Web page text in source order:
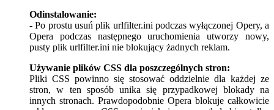
Odinstalowanie:
- Po prostu usuń plik urlfilter.ini podczas wyłączonej Opery, a
Opera podczas następnego uruchomienia utworzy nowy,
pusty plik urlfilter.ini nie blokujący żadnych reklam.
Używanie plików CSS dla poszczególnych stron:
Pliki CSS powinno się stosować oddzielnie dla każdej ze
stron, w ten sposób unika się przypadkowej blokady na
innych stronach. Prawdopodobnie Opera blokuje całkowicie